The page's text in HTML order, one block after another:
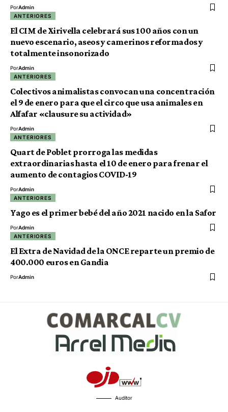
PorAdmin
ANTERIORES
El CIM de Xirivella celebrará sus 100 años con un
nuevo escenario, aseos y camerinos reformados y
totalmente insonorizado
PorAdmin
ANTERIORES
Colectivos animalistas convocan una concentración
el 9 de enero para que el circo que usa animales en
Alfafar «clausure su actividad»
PorAdmin
ANTERIORES
Quart de Poblet prorroga las medidas
extraordinarias hasta el 10 de enero para frenar el
aumento de contagios COVID-19
PorAdmin
ANTERIORES
Yago es el primer bebé del año 2021 nacido en la Safor
PorAdmin
ANTERIORES
El Extra de Navidad de la ONCE reparte un premio de
400.000 euros en Gandia
PorAdmin
Auditor